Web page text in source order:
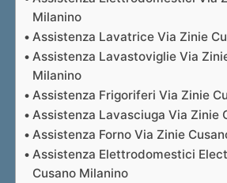
Milanino
Assistenza Lavatrice Via Zinie
Assistenza Lavastoviglie Via
Milanino
Assistenza Frigoriferi Via Zinie
Assistenza Lavasciuga Via Zinie
Assistenza Forno Via Zinie
Assistenza Elettrodomestici
Cusano Milanino